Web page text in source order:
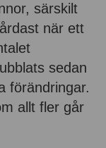
särskilt
när ett
sedan
förändringar.
allt fler går